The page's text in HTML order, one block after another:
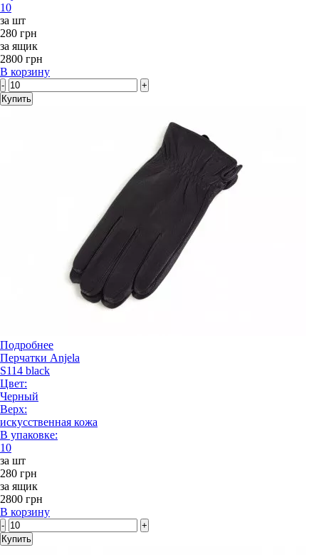
10
за шт
280 грн
за ящик
2800 грн
В корзину
-
+
Купить
Подробнее
Перчатки Anjela
S114 black
Цвет:
Черный
Верх:
искусственная кожа
В упаковке:
10
за шт
280 грн
за ящик
2800 грн
В корзину
-
+
Купить